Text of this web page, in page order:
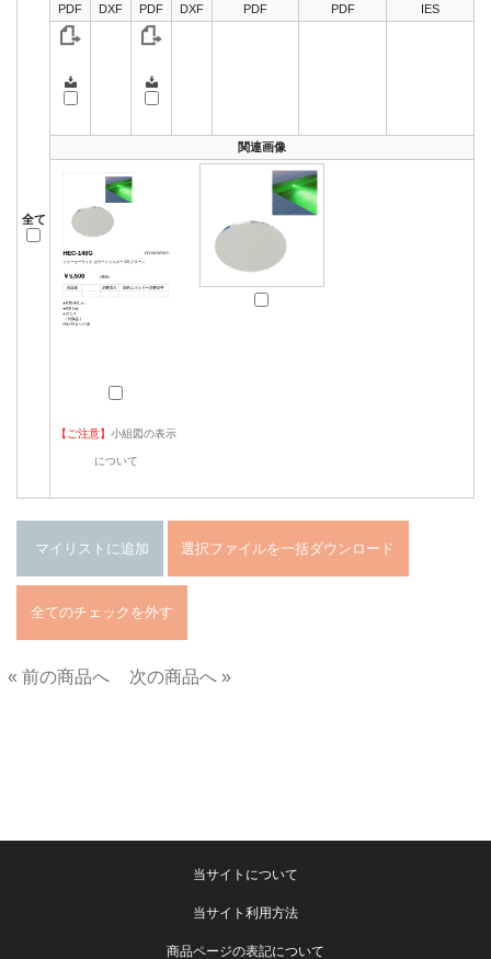
全て
PDF
DXF PDF DXF PDF PDF IES
関連画像
【ご注意】 小組図の表示
について
« 前の商品へ
次の商品へ »
当サイトについて
当サイト利用方法
商品ページの表記について